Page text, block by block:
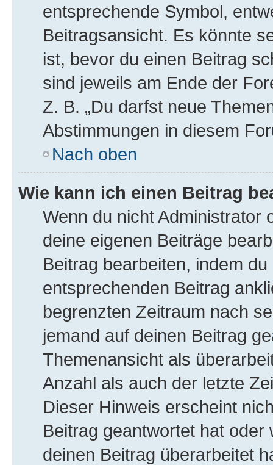
entsprechende Symbol,
Beitragsansicht. Es könnte
ist, bevor du einen Beitrag
sind jeweils am Ende der
Z. B. „Du darfst neue
Abstimmungen in diesem
Nach oben
Wie kann ich einen Beitrag
Wenn du nicht Administrator
deine eigenen Beiträge
Beitrag bearbeiten, indem
entsprechenden Beitrag
begrenzten Zeitraum nach
jemand auf deinen Beitrag
Themenansicht als
Anzahl als auch der letzte
Dieser Hinweis erscheint
Beitrag geantwortet hat
deinen Beitrag überarbeitet